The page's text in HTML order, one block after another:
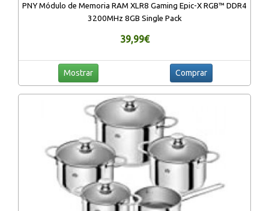
PNY Módulo de Memoria RAM XLR8 Gaming Epic-X RGB™ DDR4
3200MHz 8GB Single Pack
39,99€
Mostrar Comprar